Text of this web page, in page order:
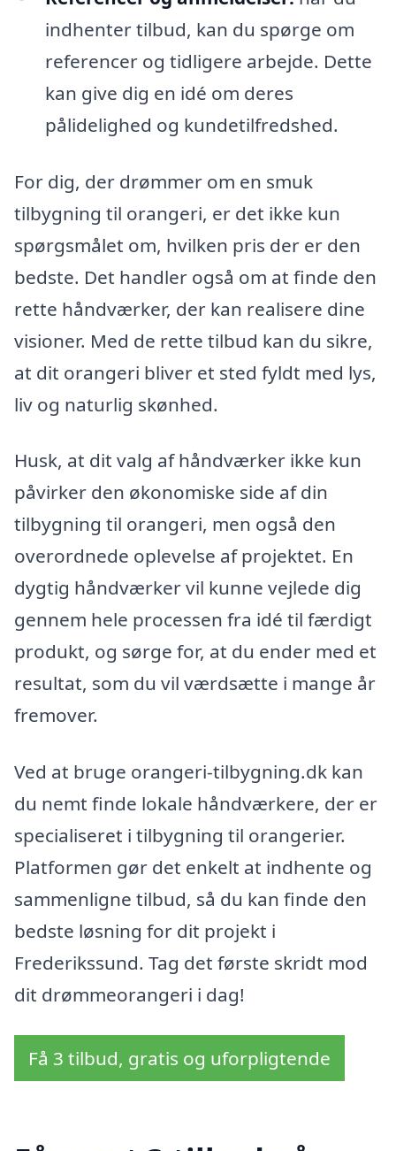
indhenter tilbud, kan du spørge om
referencer og tidligere arbejde. Dette
kan give dig en idé om deres
pålidelighed og kundetilfredshed.
For dig, der drømmer om en smuk
tilbygning til orangeri, er det ikke kun
spørgsmålet om, hvilken pris der er den
bedste. Det handler også om at finde den
rette håndværker, der kan realisere dine
visioner. Med de rette tilbud kan du sikre,
at dit orangeri bliver et sted fyldt med lys,
liv og naturlig skønhed.
Husk, at dit valg af håndværker ikke kun
påvirker den økonomiske side af din
tilbygning til orangeri, men også den
overordnede oplevelse af projektet. En
dygtig håndværker vil kunne vejlede dig
gennem hele processen fra idé til færdigt
produkt, og sørge for, at du ender med et
resultat, som du vil værdsætte i mange år
fremover.
Ved at bruge orangeri-tilbygning.dk kan
du nemt finde lokale håndværkere, der er
specialiseret i tilbygning til orangerier.
Platformen gør det enkelt at indhente og
sammenligne tilbud, så du kan finde den
bedste løsning for dit projekt i
Frederikssund. Tag det første skridt mod
dit drømmeorangeri i dag!
Få 3 tilbud, gratis og uforpligtende